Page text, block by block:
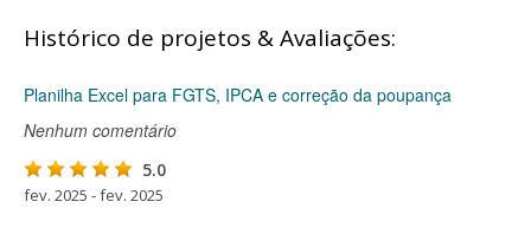
Histórico de projetos & Avaliações:
Planilha Excel para FGTS, IPCA e correção da poupança
Nenhum comentário
5.0
fev. 2025 - fev. 2025